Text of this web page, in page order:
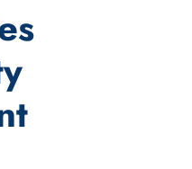
SERVICES